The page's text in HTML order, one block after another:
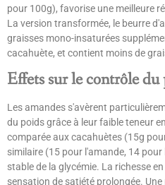
pour 100g), favorise une meilleure
La version transformée, le beurre
graisses mono-insaturées
cacahuète, et contient moins de
Effets sur le contrôle du
Les amandes s'avèrent
du poids grâce à leur faible teneur
comparée aux cacahuètes (15g
similaire (15 pour l'amande, 14
stable de la glycémie. La richesse
sensation de satiété prolongée.